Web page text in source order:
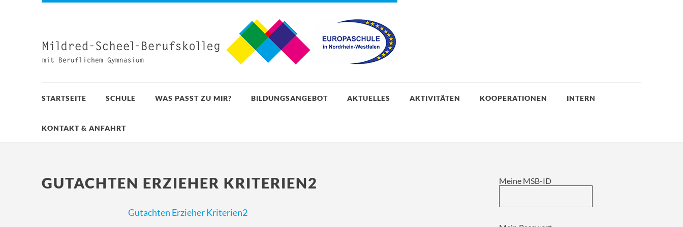
STARTSEITE SCHULE WAS PASST ZU MIR? BILDUNGSANGEBOT AKTUELLES AKTIVITÄTEN KOOPERATIONEN INTERN
KONTAKT & ANFAHRT
GUTACHTEN ERZIEHER KRITERIEN2
Gutachten Erzieher Kriterien2
Meine MSB-ID